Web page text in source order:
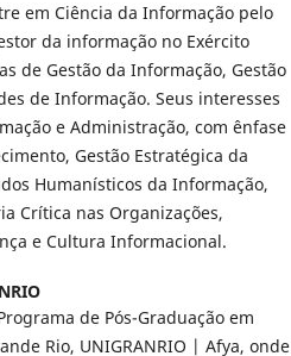
em Ciência da Informação pelo
da informação no Exército
de Gestão da Informação, Gestão
de Informação. Seus interesses
e Administração, com ênfase
Gestão Estratégica da
Humanísticos da Informação,
Crítica nas Organizações,
e Cultura Informacional.
de Pós-Graduação em
Rio, UNIGRANRIO | Afya, onde